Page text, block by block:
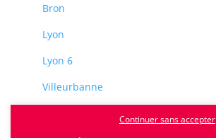
Bron
Lyon
Lyon 6
Villeurbanne
Continuer sans accepter